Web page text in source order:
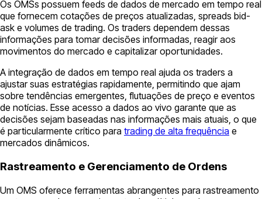
Os OMSs possuem feeds de dados de mercado em tempo real
que fornecem cotações de preços atualizadas, spreads bid-
ask e volumes de trading. Os traders dependem dessas
informações para tomar decisões informadas, reagir aos
movimentos do mercado e capitalizar oportunidades.
A integração de dados em tempo real ajuda os traders a
ajustar suas estratégias rapidamente, permitindo que ajam
sobre tendências emergentes, flutuações de preço e eventos
de notícias. Esse acesso a dados ao vivo garante que as
decisões sejam baseadas nas informações mais atuais, o que
é particularmente crítico para trading de alta frequência e
mercados dinâmicos.
Rastreamento e Gerenciamento de Ordens
Um OMS oferece ferramentas abrangentes para rastreamento